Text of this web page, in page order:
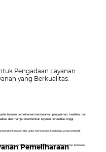
Pengadaan Layanan
yang Berkualitas:
layanan pemeliharaan berdasarkan pengalaman, keahlian, dan
dan mampu memberikan layanan berkualitas tinggi.
operator untuk menegosiasikan harga yang kompetitif
kontrak yang menguntungkan dengan penyedia layanan, termasuk
Pemeliharaan